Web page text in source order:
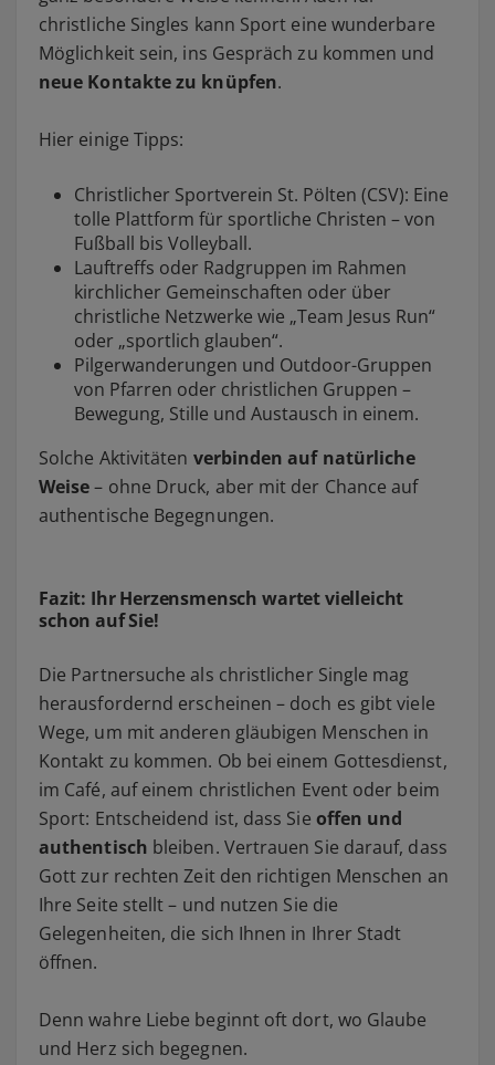
christliche Singles kann Sport eine wunderbare
Möglichkeit sein, ins Gespräch zu kommen und
neue Kontakte zu knüpfen.
Hier einige Tipps:
Christlicher Sportverein St. Pölten (CSV): Eine
tolle Plattform für sportliche Christen – von
Fußball bis Volleyball.
Lauftreffs oder Radgruppen im Rahmen
kirchlicher Gemeinschaften oder über
christliche Netzwerke wie „Team Jesus Run“
oder „sportlich glauben“.
Pilgerwanderungen und Outdoor-Gruppen
von Pfarren oder christlichen Gruppen –
Bewegung, Stille und Austausch in einem.
Solche Aktivitäten verbinden auf natürliche
Weise– ohne Druck, aber mit der Chance auf
authentische Begegnungen.
Fazit: Ihr Herzensmensch wartet vielleicht
schon auf Sie!
Die Partnersuche als christlicher Single mag
herausfordernd erscheinen – doch es gibt viele
Wege, um mit anderen gläubigen Menschen in
Kontakt zu kommen. Ob bei einem Gottesdienst,
im Café, auf einem christlichen Event oder beim
Sport: Entscheidend ist, dass Sie offen und
authentisch bleiben. Vertrauen Sie darauf, dass
Gott zur rechten Zeit den richtigen Menschen an
Ihre Seite stellt – und nutzen Sie die
Gelegenheiten, die sich Ihnen in Ihrer Stadt
öffnen.
Denn wahre Liebe beginnt oft dort, wo Glaube
und Herz sich begegnen.